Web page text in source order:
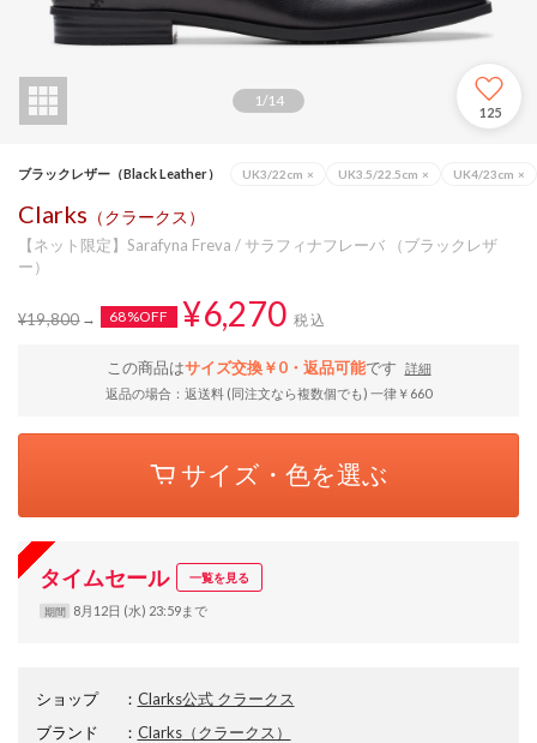
1/14
125
ブラックレザー（Black Leather） UK3/22cm × UK3.5/22.5cm × UK4/23cm ×
Clarks （クラークス）
【ネット限定】Sarafyna Freva / サラフィナフレーバ （ブラックレザ
ー）
¥19,800 68%OFF ¥6,270 税込
この商品はサイズ交換￥0・返品可能です
詳細
返品の場合：返送料 (同注文なら複数個でも) 一律￥660
サイズ・色を選ぶ
タイムセール 一覧を見る
期間 8月12日 (水) 23:59まで
ショップ ： Clarks公式 クラークス
ブランド
： Clarks（クラークス）